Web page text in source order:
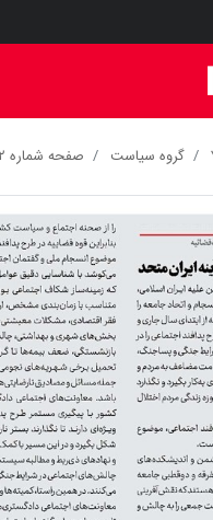
گروه سیاست صفحه شماره ۲